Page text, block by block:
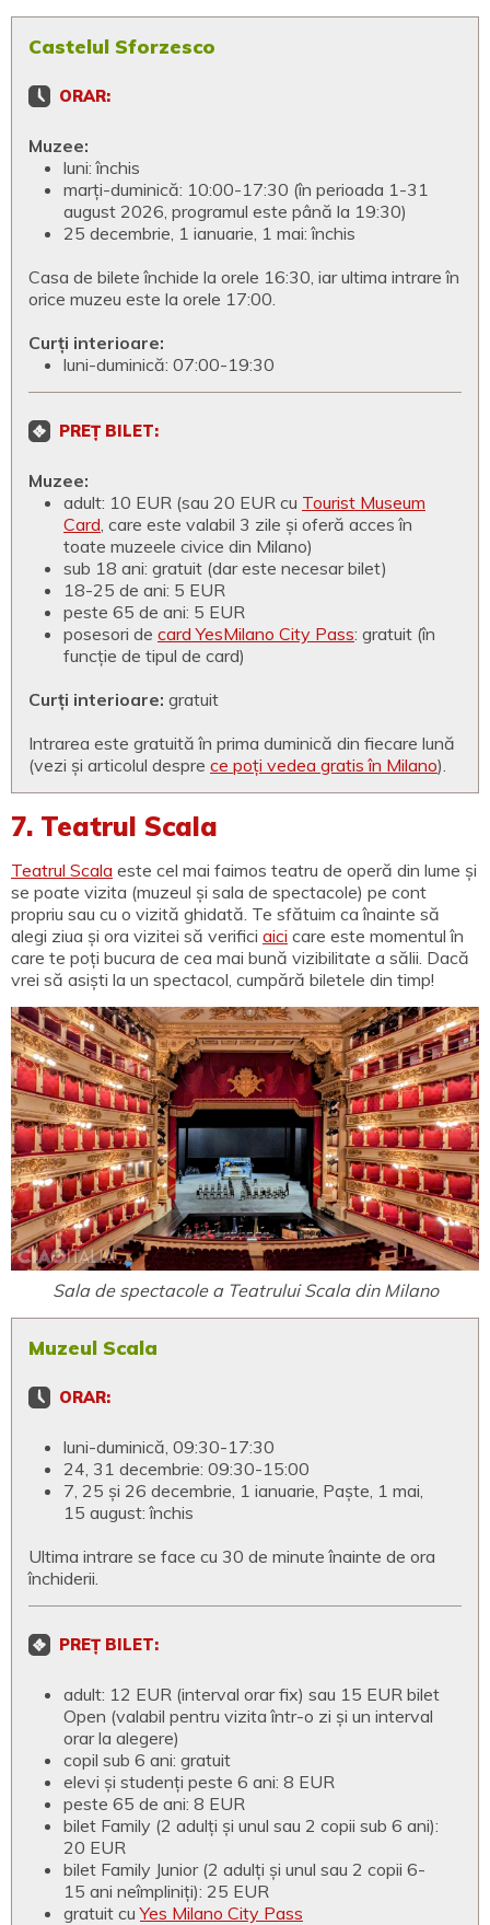
Castelul Sforzesco
ORAR:
Muzee:
luni: închis
marți-duminică: 10:00-17:30 (în perioada 1-31
august 2026, programul este până la 19:30)
25 decembrie, 1 ianuarie, 1 mai: închis
Casa de bilete închide la orele 16:30, iar ultima intrare în
orice muzeu este la orele 17:00.
Curți interioare:
luni-duminică: 07:00-19:30
PREȚ BILET:
Muzee:
adult: 10 EUR (sau 20 EUR cu Tourist Museum
Card, care este valabil 3 zile și oferă acces în
toate muzeele civice din Milano)
sub 18 ani: gratuit (dar este necesar bilet)
18-25 de ani: 5 EUR
peste 65 de ani: 5 EUR
posesori de card YesMilano City Pass: gratuit (în
funcție de tipul de card)
Curți interioare: gratuit
Intrarea este gratuită în prima duminică din fiecare lună
(vezi și articolul despre ce poți vedea gratis în Milano).
7. Teatrul Scala
Teatrul Scala este cel mai faimos teatru de operă din lume și
se poate vizita (muzeul și sala de spectacole) pe cont
propriu sau cu o vizită ghidată. Te sfătuim ca înainte să
alegi ziua și ora vizitei să verifici aici care este momentul în
care te poți bucura de cea mai bună vizibilitate a sălii. Dacă
vrei să asiști la un spectacol, cumpără biletele din timp!
Sala de spectacole a Teatrului Scala din Milano
Muzeul Scala
ORAR:
luni-duminică, 09:30-17:30
24, 31 decembrie: 09:30-15:00
7, 25 și 26 decembrie, 1 ianuarie, Paște, 1 mai,
15 august: închis
Ultima intrare se face cu 30 de minute înainte de ora
închiderii.
PREȚ BILET:
adult: 12 EUR (interval orar fix) sau 15 EUR bilet
Open (valabil pentru vizita într-o zi și un interval
orar la alegere)
copil sub 6 ani: gratuit
elevi și studenți peste 6 ani: 8 EUR
peste 65 de ani: 8 EUR
bilet Family (2 adulți și unul sau 2 copii sub 6 ani):
20 EUR
bilet Family Junior (2 adulți și unul sau 2 copii 6-
15 ani neîmpliniți): 25 EUR
gratuit cuYes Milano City Pass